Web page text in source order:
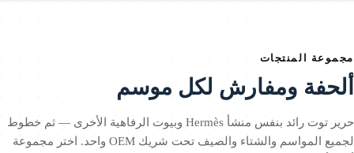
المنتجات
ومفارش لكل موسم
حرير توت رائد بنفس منشأ Hermès وبيوت الرفاهية الأخرى — ثم خطوط
لجميع المواسم والشتاء والصيف تحت شريك OEM واحد. اختر مجموعة